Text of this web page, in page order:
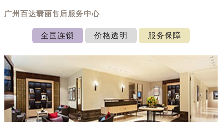
广州百达翡丽售后服务中心
全国连锁 价格透明 服务保障